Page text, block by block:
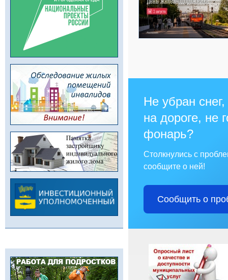
Не убран
на дороге, не
фонарь?
Столкнулись с
сообщите о ней!
Сообщить о